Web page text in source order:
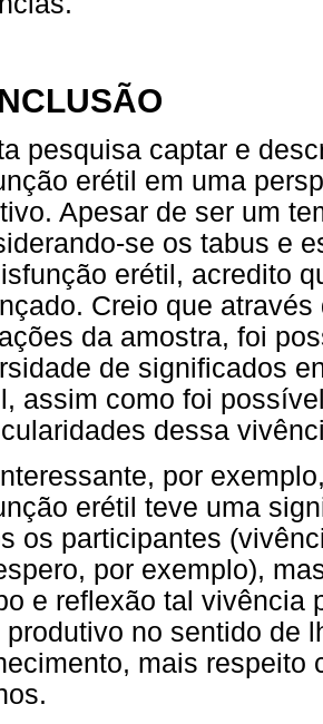
pesquisa captar e
erétil em uma
Apesar de ser um
se os tabus e
erétil, acredito
Creio que
da amostra, foi
de significados
assim como foi
dessa
por
erétil teve uma
os participantes
por exemplo),
e reflexão tal vivência
produtivo no sentido de
mais respeito